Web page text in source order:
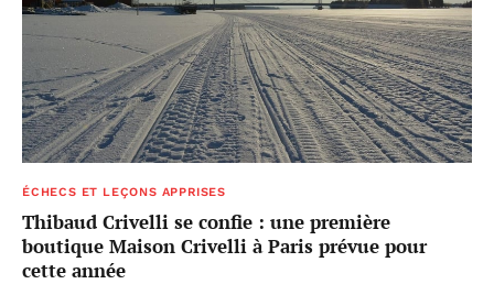
ÉCHECS ET LEÇONS APPRISES
Thibaud Crivelli se confie : une première
boutique Maison Crivelli à Paris prévue pour
cette année